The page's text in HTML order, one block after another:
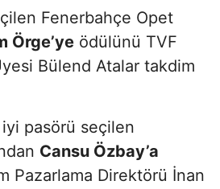
Fenerbahçe Opet
Örge’ye ödülünü TVF
Bülend Atalar takdim
iyi pasörü seçilen
Cansu Özbay’a
Pazarlama Direktörü İnan